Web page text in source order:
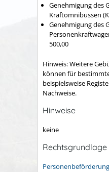
Genehmigung des
Kraftomnibussen
Genehmigung des
500,00
Hinweis: Weitere
können für
beispielsweise
Nachweise.
Hinweise
keine
Rechtsgrundlage